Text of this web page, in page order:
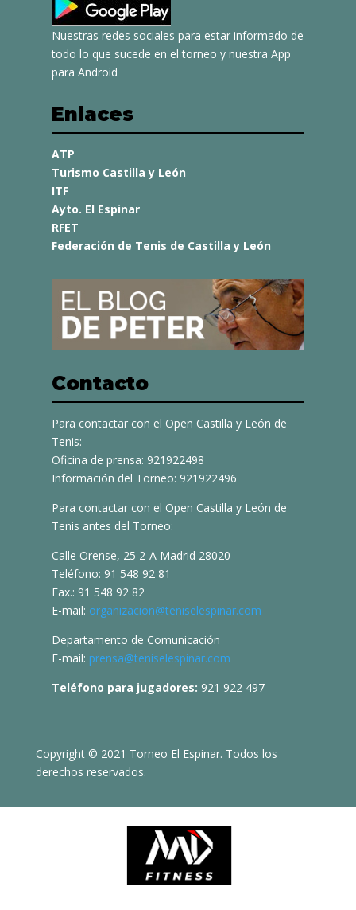
Nuestras redes sociales para estar informado de
todo lo que sucede en el torneo y nuestra App
para Android
Enlaces
ATP
Turismo Castilla y León
ITF
Ayto. El Espinar
RFET
Federación de Tenis de Castilla y León
Contacto
Para contactar con el Open Castilla y León de
Tenis:
Oficina de prensa: 921922498
Información del Torneo: 921922496
Para contactar con el Open Castilla y León de
Tenis antes del Torneo:
Calle Orense, 25 2-A Madrid 28020
Teléfono: 91 548 92 81
Fax.: 91 548 92 82
E-mail: organizacion@teniselespinar.com
Departamento de Comunicación
E-mail: prensa@teniselespinar.com
Teléfono para jugadores: 921 922 497
Copyright © 2021 Torneo El Espinar. Todos los
derechos reservados.